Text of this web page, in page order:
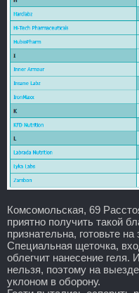
Комсомольская, 69
приятно получить такой
признательна, готовьте
Специальная щеточка,
облегчит нанесение геля.
нельзя, поэтому на
уклоном в оборону.